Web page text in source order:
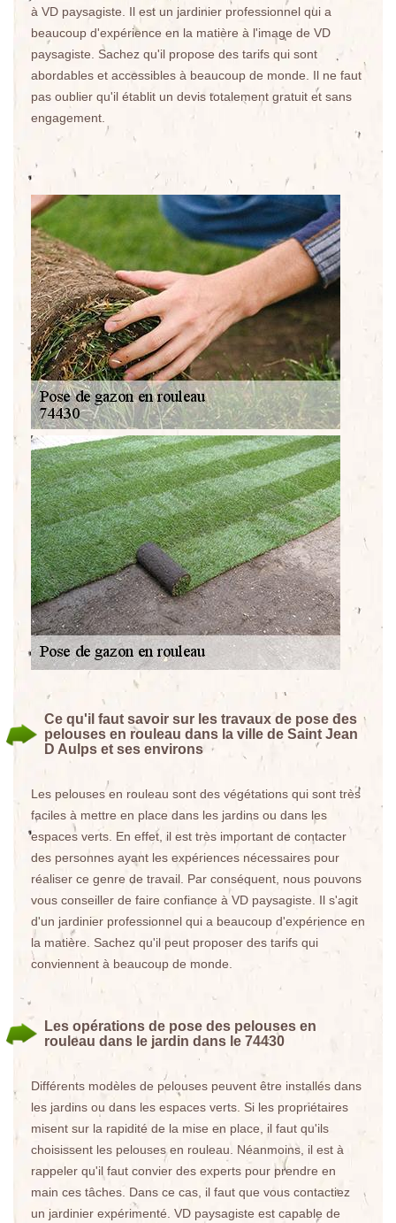
à VD paysagiste. Il est un jardinier professionnel qui a
beaucoup d'expérience en la matière à l'image de VD
paysagiste. Sachez qu'il propose des tarifs qui sont
abordables et accessibles à beaucoup de monde. Il ne faut
pas oublier qu'il établit un devis totalement gratuit et sans
engagement.
Ce qu'il faut savoir sur les travaux de pose des
pelouses en rouleau dans la ville de Saint Jean
D Aulps et ses environs
Les pelouses en rouleau sont des végétations qui sont très
faciles à mettre en place dans les jardins ou dans les
espaces verts. En effet, il est très important de contacter
des personnes ayant les expériences nécessaires pour
réaliser ce genre de travail. Par conséquent, nous pouvons
vous conseiller de faire confiance à VD paysagiste. Il s'agit
d'un jardinier professionnel qui a beaucoup d'expérience en
la matière. Sachez qu'il peut proposer des tarifs qui
conviennent à beaucoup de monde.
Les opérations de pose des pelouses en
rouleau dans le jardin dans le 74430
Différents modèles de pelouses peuvent être installés dans
les jardins ou dans les espaces verts. Si les propriétaires
misent sur la rapidité de la mise en place, il faut qu'ils
choisissent les pelouses en rouleau. Néanmoins, il est à
rappeler qu'il faut convier des experts pour prendre en
main ces tâches. Dans ce cas, il faut que vous contactiez
un jardinier expérimenté. VD paysagiste est capable de